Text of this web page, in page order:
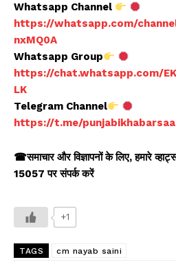
Whatsapp Channel
https://whatsapp.com/
nxMQ0A
Whatsapp Group
https://chat.whatsapp.com/
LK
Telegram Channel
https://t.me/
☎समाचार और विज्ञापनों के लिए, हमारे
15057 पर संपर्क करें
+1
TAGS
cm nayab saini